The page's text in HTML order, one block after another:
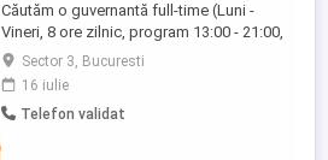
Căutăm o guvernantă full-time (Luni -
Vineri, 8 ore zilnic, program 13:00 - 21:00,
în timpul anului școlar - în timpul
vacanțelor școlare, guvernanta trebuie să
lucreze și ore suplimentare) pentru fetița
de 6 ani a unei familii, ce locuiește în zona
Sector 3, Bucuresti
16 iulie
Telefon validat